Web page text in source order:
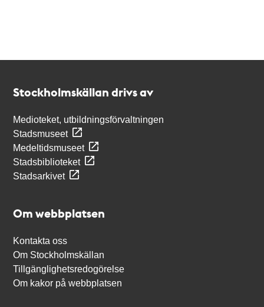
Stockholmskällan drivs av
Medioteket, utbildningsförvaltningen
Stadsmuseet
Medeltidsmuseet
Stadsbiblioteket
Stadsarkivet
Om webbplatsen
Kontakta oss
Om Stockholmskällan
Tillgänglighetsredogörelse
Om kakor på webbplatsen